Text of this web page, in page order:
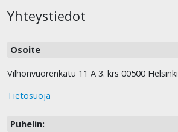
Yhteystiedot
Osoite
Vilhonvuorenkatu 11 A 3. krs 00500 Helsinki
Tietosuoja
Puhelin: